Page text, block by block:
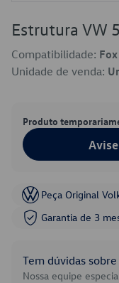
Estrutura VW
Compatibilidade: Fox
Unidade de venda:
Produto
Peça Original
Garantia de 3
Tem dúvidas
Nossa equipe